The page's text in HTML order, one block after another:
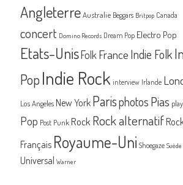
Angleterre Australie Beggars Britpop Canada
concert Domino Records Dream Pop Electro Pop
Etats-UnisFolk France Indie Folk
PopIndie Rock interview Irlande
Los Angeles New York Parisphotos Pias
Pop Post Punk Rock Rock alternatif
Français Royaume-Uni Shoegaze Suède
Universal Warner